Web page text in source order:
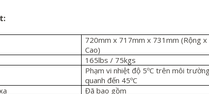
720mm x 717mm x 731mm (Rộng x
Cao)
165lbs / 75kgs
Phạm vi nhiệt độ 5ºC trên môi
quanh đến 45ºC
Đã bao gồm